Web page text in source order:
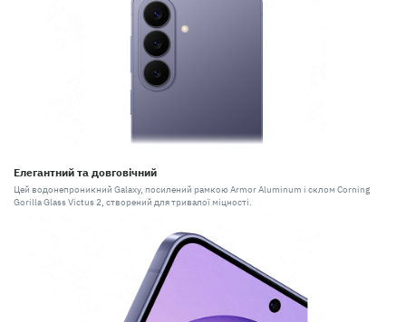
Елегантний та довговічний
Цей водонепроникний Galaxy, посилений рамкою Armor Aluminum і склом Corning
Gorilla Glass Victus 2, створений для тривалої міцності.